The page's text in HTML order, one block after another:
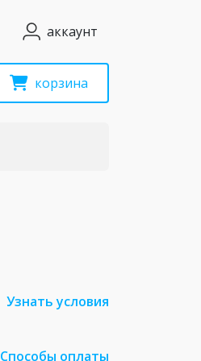
аккаунт
корзина
Узнать условия
Способы оплаты